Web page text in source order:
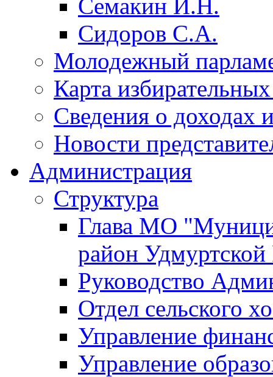
Семакин И.Н.
Сидоров С.А.
Молодежный
Карта
Сведения о доходах
Новости
Администрация
Структура
Глава МО
район
Руководство
Отдел сельского
Управление
Управление